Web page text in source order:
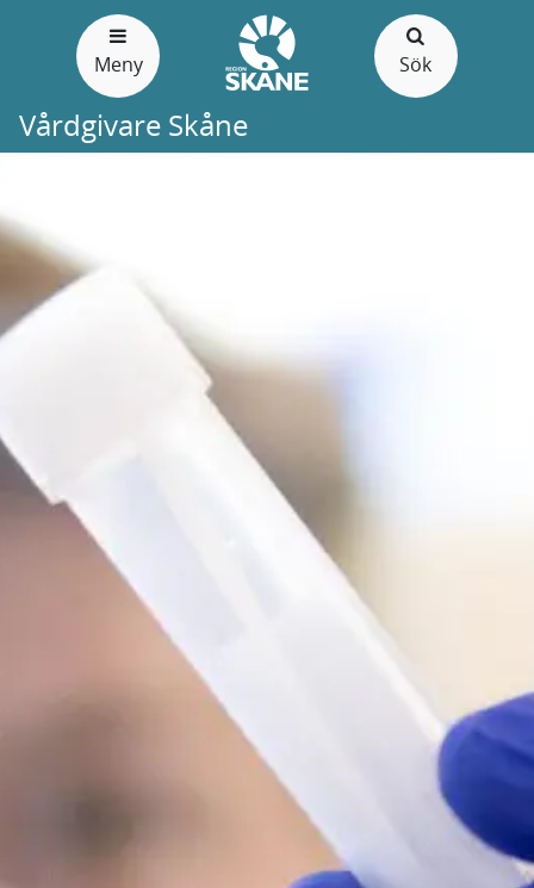
Meny Sök
Vårdgivare Skåne